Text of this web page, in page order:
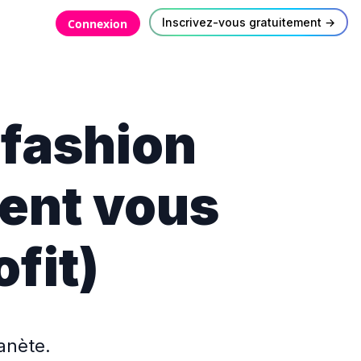
Connexion Inscrivez-vous gratuitement →
vous